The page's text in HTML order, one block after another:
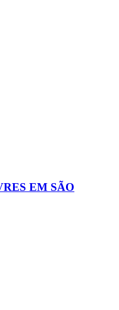
EM SÃO